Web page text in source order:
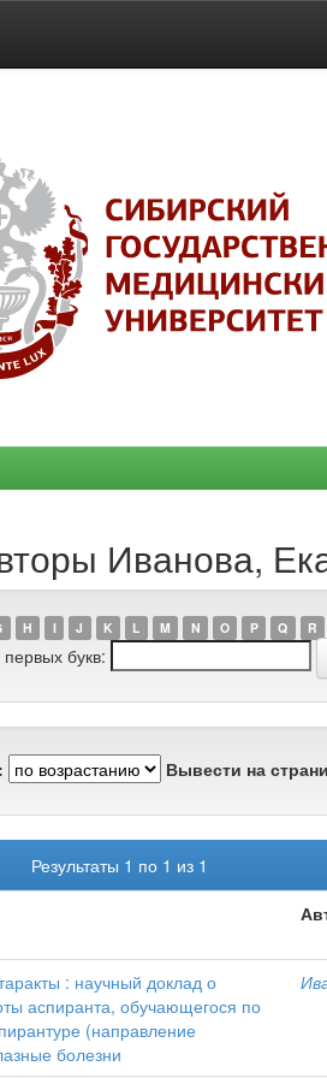
Иванова,
H I J K L M N O P Q R
букв:
Вывести на
Результаты 1 по 1 из 1
: научный доклад о
аспиранта, обучающегося по
(направление
болезни